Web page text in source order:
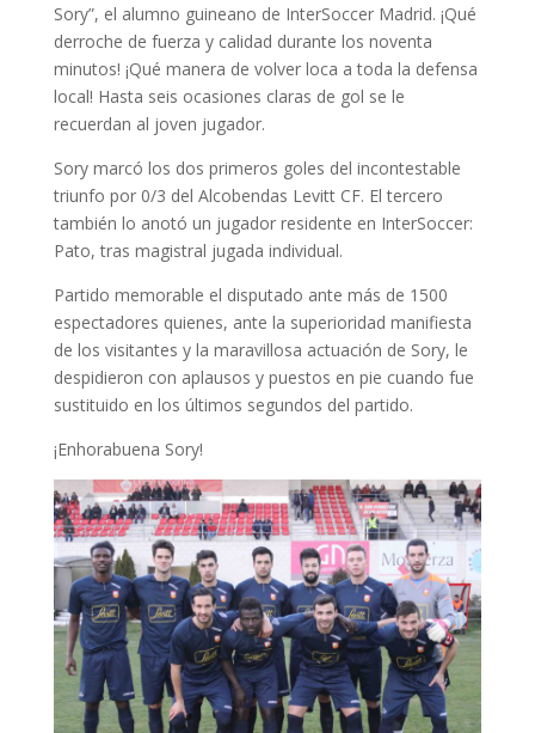
Sory”, el alumno guineano de InterSoccer Madrid. ¡Qué
derroche de fuerza y calidad durante los noventa
minutos! ¡Qué manera de volver loca a toda la defensa
local! Hasta seis ocasiones claras de gol se le
recuerdan al joven jugador.
Sory marcó los dos primeros goles del incontestable
triunfo por 0/3 del Alcobendas Levitt CF. El tercero
también lo anotó un jugador residente en InterSoccer:
Pato, tras magistral jugada individual.
Partido memorable el disputado ante más de 1500
espectadores quienes, ante la superioridad manifiesta
de los visitantes y la maravillosa actuación de Sory, le
despidieron con aplausos y puestos en pie cuando fue
sustituido en los últimos segundos del partido.
¡Enhorabuena Sory!